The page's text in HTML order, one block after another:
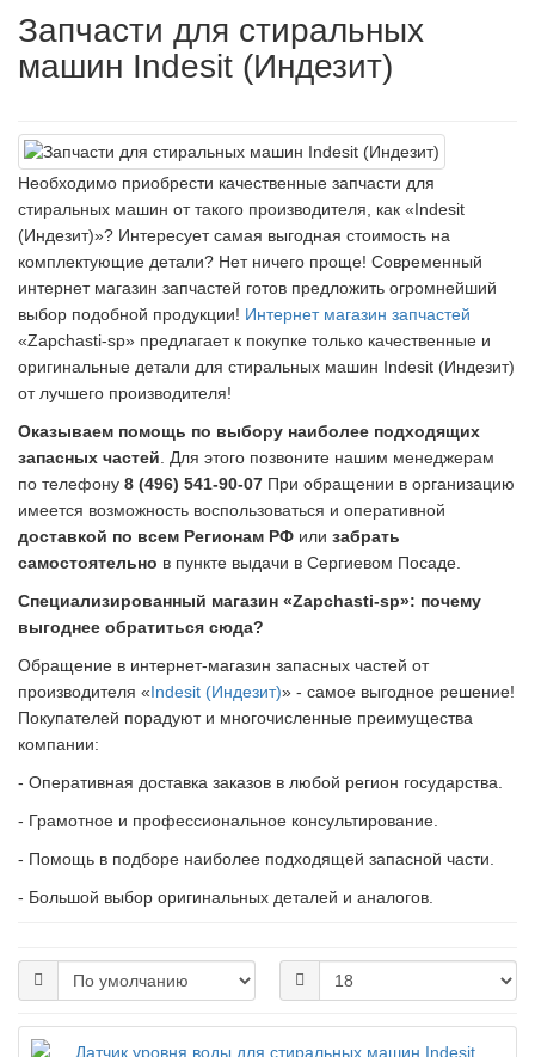
Запчасти для стиральных
машин Indesit (Индезит)
Необходимо приобрести качественные запчасти для
стиральных машин от такого производителя, как «Indesit
(Индезит)»? Интересует самая выгодная стоимость на
комплектующие детали? Нет ничего проще! Современный
интернет магазин запчастей готов предложить огромнейший
выбор подобной продукции! Интернет магазин запчастей
«Zapchasti-sp» предлагает к покупке только качественные и
оригинальные детали для стиральных машин Indesit (Индезит)
от лучшего производителя!
Оказываем помощь по выбору наиболее подходящих
запасных частей . Для этого позвоните нашим менеджерам
по телефону 8 (496) 541-90-07 При обращении в организацию
имеется возможность воспользоваться и оперативной
доставкой по всем Регионам РФ или забрать
самостоятельно в пункте выдачи в Сергиевом Посаде.
Специализированный магазин «Zapchasti-sp»: почему
выгоднее обратиться сюда?
Обращение в интернет-магазин запасных частей от
производителя «Indesit (Индезит)» - самое выгодное решение!
Покупателей порадуют и многочисленные преимущества
компании:
- Оперативная доставка заказов в любой регион государства.
- Грамотное и профессиональное консультирование.
- Помощь в подборе наиболее подходящей запасной части.
- Большой выбор оригинальных деталей и аналогов.